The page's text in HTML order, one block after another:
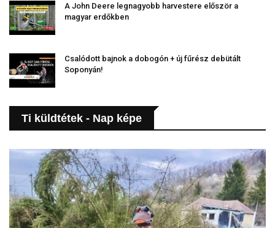
A John Deere legnagyobb harvestere először a
magyar erdőkben
Csalódott bajnok a dobogón + új fűrész debütált
Soponyán!
Ti küldtétek - Nap képe